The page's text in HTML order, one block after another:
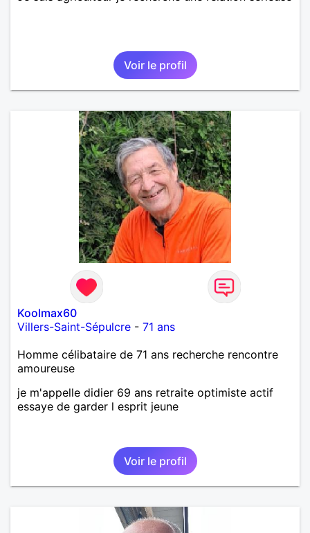
Voir le profil
Koolmax60
Villers-Saint-Sépulcre - 71 ans
Homme célibataire de 71 ans recherche rencontre
amoureuse
je m'appelle didier 69 ans retraite optimiste actif
essaye de garder l esprit jeune
Voir le profil